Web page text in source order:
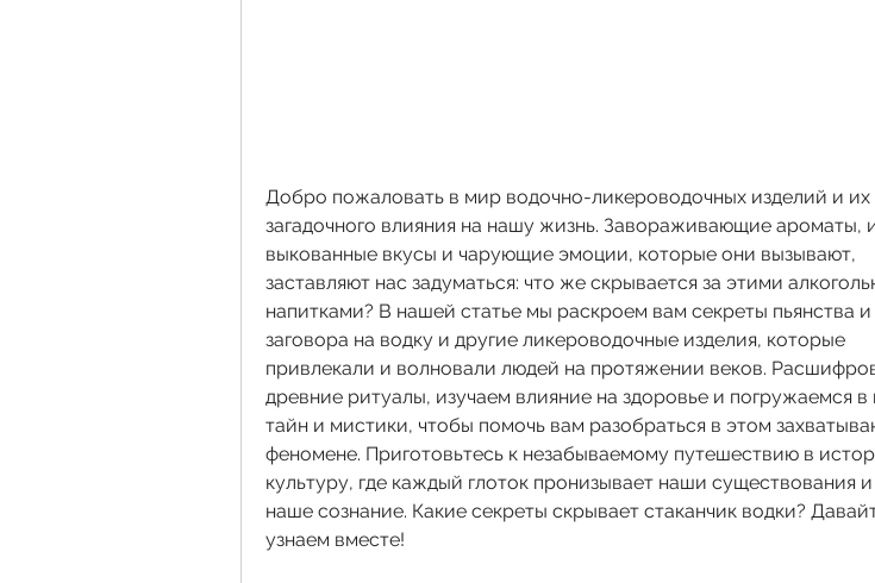
Добро пожаловать в мир водочно-ликероводочных изделий и их
загадочного влияния на нашу жизнь. Завораживающие ароматы,
выкованные вкусы и чарующие эмоции, которые они вызывают,
заставляют нас задуматься: что же скрывается за этими
напитками? В нашей статье мы раскроем вам секреты пьянства и
заговора на водку и другие ликероводочные изделия, которые
привлекали и волновали людей на протяжении веков.
древние ритуалы, изучаем влияние на здоровье и погружаемся
тайн и мистики, чтобы помочь вам разобраться в этом
феномене. Приготовьтесь к незабываемому путешествию в
культуру, где каждый глоток пронизывает наши существования
наше сознание. Какие секреты скрывает стаканчик водки?
узнаем вместе!